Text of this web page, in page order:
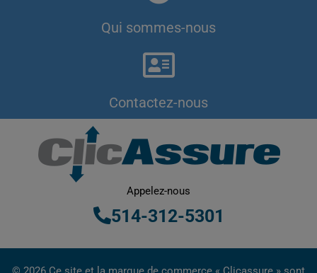
Qui sommes-nous
Contactez-nous
Appelez-nous
514-312-5301